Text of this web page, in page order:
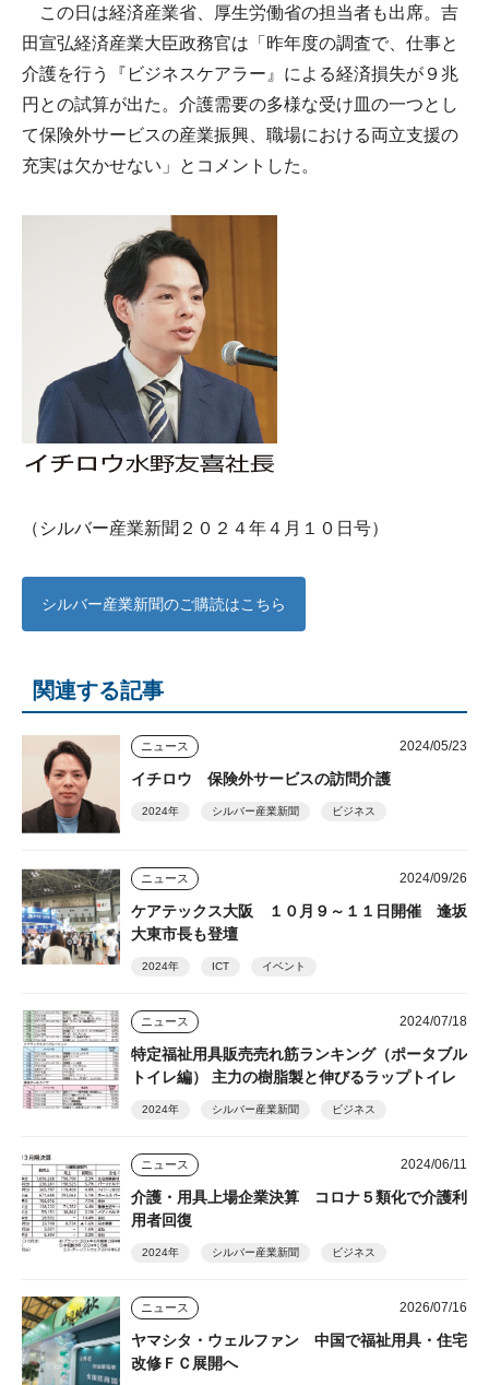
この日は経済産業省、厚生労働省の担当者も出席。吉
田宣弘経済産業大臣政務官は「昨年度の調査で、仕事と
介護を行う『ビジネスケアラー』による経済損失が９兆
円との試算が出た。介護需要の多様な受け皿の一つとし
て保険外サービスの産業振興、職場における両立支援の
充実は欠かせない」とコメントした。
（シルバー産業新聞２０２４年４月１０日号）
シルバー産業新聞のご購読はこちら
関連する記事
ニュース 2024/05/23
イチロウ 保険外サービスの訪問介護
2024年 シルバー産業新聞 ビジネス
ニュース 2024/09/26
ケアテックス大阪 １０月９～１１日開催 逢坂
大東市長も登壇
2024年 ICT イベント
ニュース 2024/07/18
特定福祉用具販売売れ筋ランキング（ポータブル
トイレ編） 主力の樹脂製と伸びるラップトイレ
2024年 シルバー産業新聞 ビジネス
ニュース 2024/06/11
介護・用具上場企業決算 コロナ５類化で介護利
用者回復
2024年 シルバー産業新聞 ビジネス
ニュース 2026/07/16
ヤマシタ・ウェルファン 中国で福祉用具・住宅
改修ＦＣ展開へ